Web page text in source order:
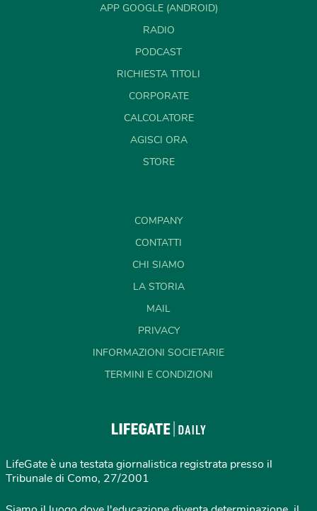
APP GOOGLE (ANDROID)
RADIO
PODCAST
RICHIESTA TITOLI
CORPORATE
CALCOLATORE
AGISCI ORA
STORE
COMPANY
CONTATTI
CHI SIAMO
LA STORIA
MAIL
PRIVACY
INFORMAZIONI SOCIETARIE
TERMINI E CONDIZIONI
LifeGate è una testata giornalistica registrata presso il
Tribunale di Como, 27/2001